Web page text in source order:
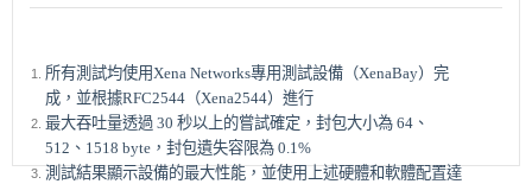
所有測試均使用Xena Networks專用測試設備（XenaBay）完
成，並根據RFC2544（Xena2544）進行
最大吞吐量透過 30 秒以上的嘗試確定，封包大小為 64、
512、1518 byte，封包遺失容限為 0.1%
測試結果顯示設備的最大性能，並使用上述硬體和軟體配置達